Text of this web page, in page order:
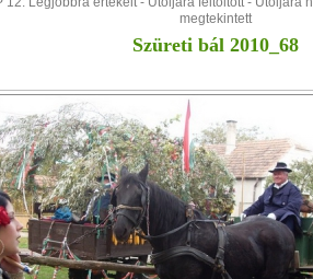
megtekintett
Szüreti bál 2010_68